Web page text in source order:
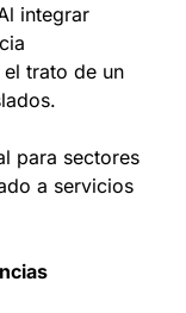
integrar
trato de un
para sectores
a servicios